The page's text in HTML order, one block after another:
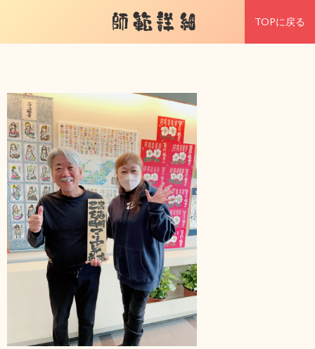
師範詳細 TOPに戻る